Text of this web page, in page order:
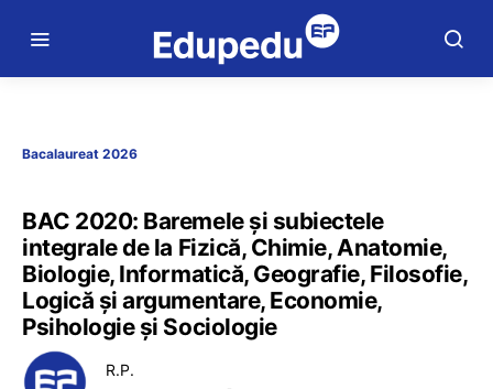
Bacalaureat 2026
BAC 2020: Baremele și subiectele
integrale de la Fizică, Chimie, Anatomie,
Biologie, Informatică, Geografie, Filosofie,
Logică și argumentare, Economie,
Psihologie și Sociologie
R.P.